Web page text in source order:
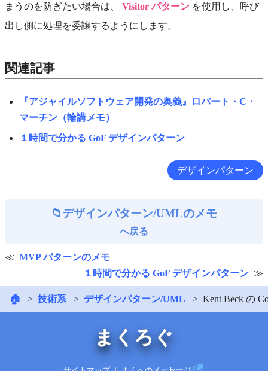
まうのを防ぎたい場合は、 Visitor パターン を使用し、呼び
出し側に処理を委譲するようにします。
関連記事
『アジャイルソフトウェア開発の奥義』ロバート・C・
マーチン（輪講メモ）
１時間で分かる GoF デザインパターン
デザインパターン
デザインパターン/UMLのメモ
へ戻る
MVP パターンのメモ
１時間で分かる GoF デザインパターン
🏠 技術系 デザインパターン/UML Kent Beck の
まくろぐ